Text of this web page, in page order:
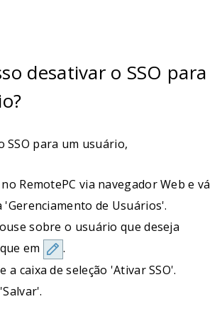
desativar o SSO para
SSO para um usuário,
RemotePC via navegador Web e vá
'Gerenciamento de Usuários'.
sobre o usuário que deseja
em
.
a caixa de seleção 'Ativar SSO'.